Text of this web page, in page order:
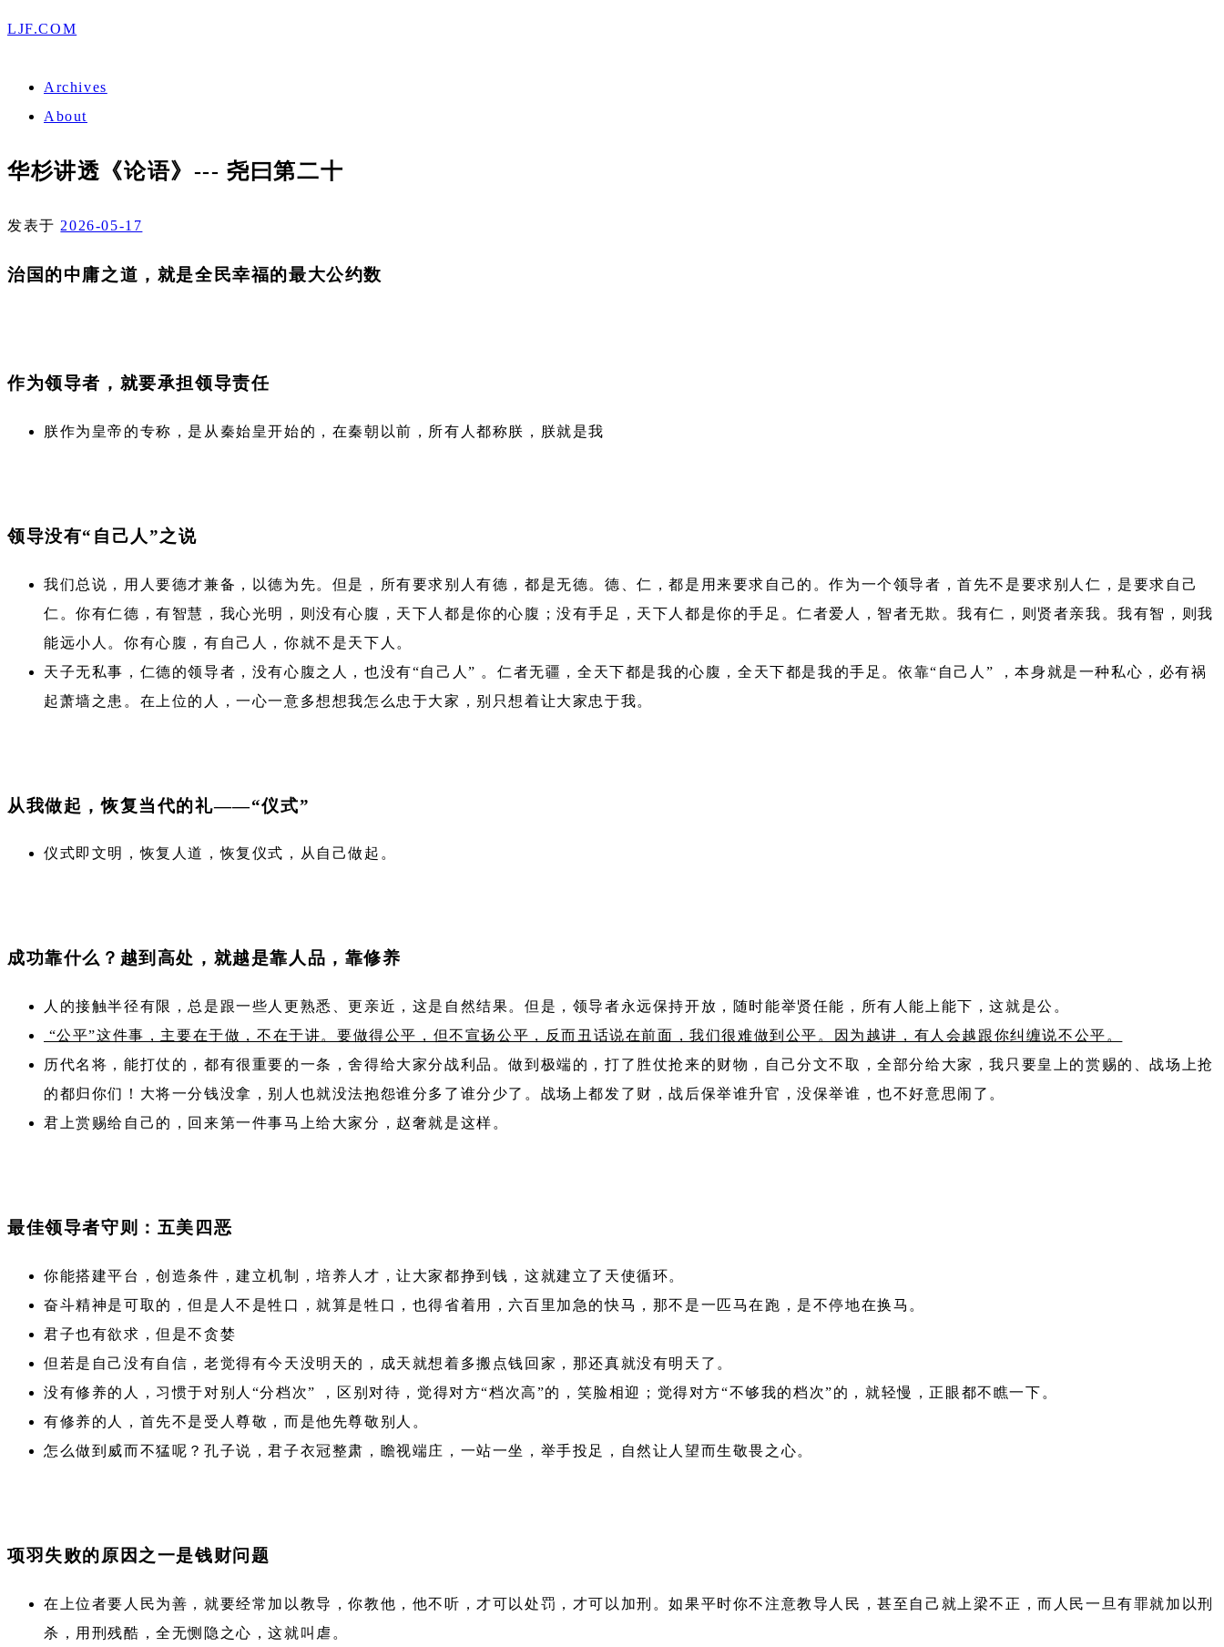
LJF.COM
Archives
About
华杉讲透《论语》--- 尧曰第二十
发表于 2026-05-17
治国的中庸之道，就是全民幸福的最大公约数
作为领导者，就要承担领导责任
朕作为皇帝的专称，是从秦始皇开始的，在秦朝以前，所有人都称朕，朕就是我
领导没有“自己人”之说
我们总说，用人要德才兼备，以德为先。但是，所有要求别人有德，都是无德。德、仁，都是用来要求自己的。作为一个领导者，首先不是要求别人仁，是要求自己
仁。你有仁德，有智慧，我心光明，则没有心腹，天下人都是你的心腹；没有手足，天下人都是你的手足。仁者爱人，智者无欺。我有仁，则贤者亲我。我有智，则我
能远小人。你有心腹，有自己人，你就不是天下人。
天子无私事，仁德的领导者，没有心腹之人，也没有“自己人” 。仁者无疆，全天下都是我的心腹，全天下都是我的手足。依靠“自己人” ，本身就是一种私心，必有祸
起萧墙之患。在上位的人，一心一意多想想我怎么忠于大家，别只想着让大家忠于我。
从我做起，恢复当代的礼——“仪式”
仪式即文明，恢复人道，恢复仪式，从自己做起。
成功靠什么？越到高处，就越是靠人品，靠修养
人的接触半径有限，总是跟一些人更熟悉、更亲近，这是自然结果。但是，领导者永远保持开放，随时能举贤任能，所有人能上能下，这就是公。
“公平”这件事，主要在于做，不在于讲。要做得公平，但不宣扬公平，反而丑话说在前面，我们很难做到公平。因为越讲，有人会越跟你纠缠说不公平。
历代名将，能打仗的，都有很重要的一条，舍得给大家分战利品。做到极端的，打了胜仗抢来的财物，自己分文不取，全部分给大家，我只要皇上的赏赐的、战场上抢
的都归你们！大将一分钱没拿，别人也就没法抱怨谁分多了谁分少了。战场上都发了财，战后保举谁升官，没保举谁，也不好意思闹了。
君上赏赐给自己的，回来第一件事马上给大家分，赵奢就是这样。
最佳领导者守则：五美四恶
你能搭建平台，创造条件，建立机制，培养人才，让大家都挣到钱，这就建立了天使循环。
奋斗精神是可取的，但是人不是牲口，就算是牲口，也得省着用，六百里加急的快马，那不是一匹马在跑，是不停地在换马。
君子也有欲求，但是不贪婪
但若是自己没有自信，老觉得有今天没明天的，成天就想着多搬点钱回家，那还真就没有明天了。
没有修养的人，习惯于对别人“分档次” ，区别对待，觉得对方“档次高”的，笑脸相迎；觉得对方“不够我的档次”的，就轻慢，正眼都不瞧一下。
有修养的人，首先不是受人尊敬，而是他先尊敬别人。
怎么做到威而不猛呢？孔子说，君子衣冠整肃，瞻视端庄，一站一坐，举手投足，自然让人望而生敬畏之心。
项羽失败的原因之一是钱财问题
在上位者要人民为善，就要经常加以教导，你教他，他不听，才可以处罚，才可以加刑。如果平时你不注意教导人民，甚至自己就上梁不正，而人民一旦有罪就加以刑
杀，用刑残酷，全无恻隐之心，这就叫虐。